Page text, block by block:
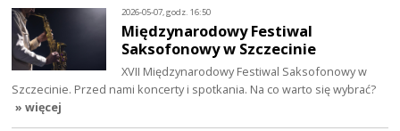
2026-05-07, godz. 16:50
Międzynarodowy Festiwal
Saksofonowy w Szczecinie
XVII Międzynarodowy Festiwal Saksofonowy w
Szczecinie. Przed nami koncerty i spotkania. Na co warto się wybrać?
» więcej